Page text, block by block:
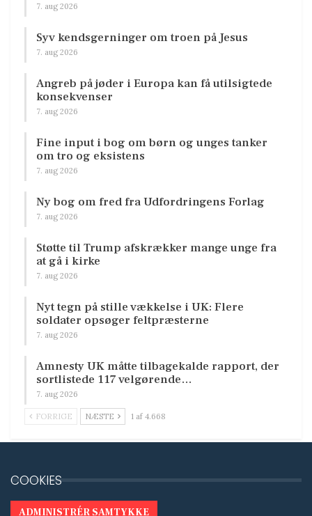
7. aug 2026
Syv kendsgerninger om troen på Jesus
7. aug 2026
Angreb på jøder i Europa kan få utilsigtede
konsekvenser
7. aug 2026
Fine input i bog om børn og unges tanker
om tro og eksistens
7. aug 2026
Ny bog om fred fra Udfordringens Forlag
7. aug 2026
Støtte til Trump afskrækker mange unge fra
at gå i kirke
7. aug 2026
Nyt tegn på stille vækkelse i UK: Flere
soldater opsøger feltpræsterne
7. aug 2026
Amnesty UK måtte tilbagekalde rapport, der
sortlistede 117 velgørende…
7. aug 2026
FORRIGE NÆSTE 1 af 4.668
COOKIES
ADMINISTRÉR SAMTYKKE